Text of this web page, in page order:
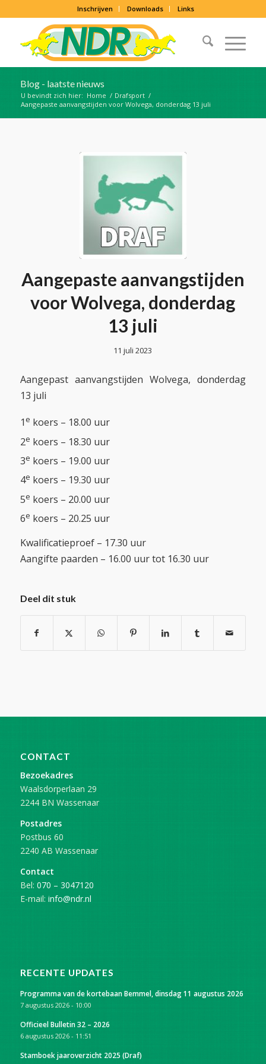
Inschrijven Downloads Links
Blog - laatste nieuws
U bevindt zich hier: Home / Drafsport /
Aangepaste aanvangstijden voor Wolvega, donderdag 13 juli
Aangepaste aanvangstijden
voor Wolvega, donderdag
13 juli
11 juli 2023
Aangepast aanvangstijden Wolvega, donderdag
13 juli
1e koers – 18.00 uur
2e koers – 18.30 uur
3e koers – 19.00 uur
4e koers – 19.30 uur
5e koers – 20.00 uur
6e koers – 20.25 uur
Kwalificatieproef – 17.30 uur
Aangifte paarden – 16.00 uur tot 16.30 uur
Deel dit stuk
CONTACT
Bezoekadres
Waalsdorperlaan 29
2244 BN Wassenaar
Postadres
Postbus 60
2240 AB Wassenaar
Contact
Bel: 070 – 3047120
E-mail: info@ndr.nl
RECENTE UPDATES
Programma van de kortebaan Bemmel, dinsdag 11 augustus 2026
7 augustus 2026 - 10:00
Officieel Bulletin 32 – 2026
6 augustus 2026 - 11:51
Stamboek jaaroverzicht 2025 (Draf)